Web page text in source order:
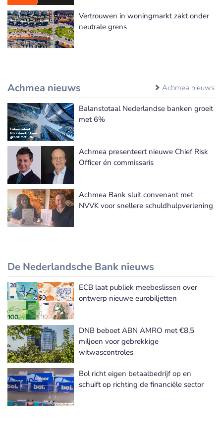
Vertrouwen in woningmarkt zakt onder
neutrale grens
Achmea nieuws Achmea nieuws
Balanstotaal Nederlandse banken groeit
met 6%
Achmea presenteert nieuwe Chief Risk
Officer én commissaris
Achmea Bank sluit convenant met
NVVK voor snellere schuldhulpverlening
De Nederlandsche Bank nieuws
De Nederlandsche Bank nieuws
ECB laat publiek meebeslissen over
ontwerp nieuwe eurobiljetten
DNB beboet ABN AMRO met €8,5
miljoen voor gebrekkige
witwascontroles
Bol richt eigen betaalbedrijf op en
schuift op richting de financiële sector